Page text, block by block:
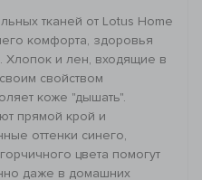
тканей от Lotus Home
комфорта, здоровья
Хлопок и лен, входящие в
свойством
коже "дышать".
прямой крой и
оттенки синего,
цвета помогут
даже в домашних